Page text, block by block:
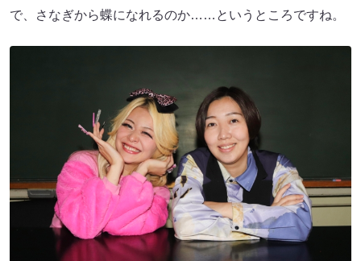
で、さなぎから蝶になれるのか……というところですね。